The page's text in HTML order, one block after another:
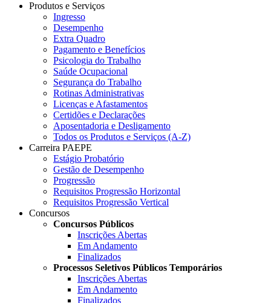
Produtos e Serviços
Ingresso
Desempenho
Extra Quadro
Pagamento e Benefícios
Psicologia do Trabalho
Saúde Ocupacional
Segurança do Trabalho
Rotinas Administrativas
Licenças e Afastamentos
Certidões e Declarações
Aposentadoria e Desligamento
Todos os Produtos e Serviços (A-Z)
Carreira PAEPE
Estágio Probatório
Gestão de Desempenho
Progressão
Requisitos Progressão Horizontal
Requisitos Progressão Vertical
Concursos
Concursos Públicos
Inscrições Abertas
Em Andamento
Finalizados
Processos Seletivos Públicos Temporários
Inscrições Abertas
Em Andamento
Finalizados